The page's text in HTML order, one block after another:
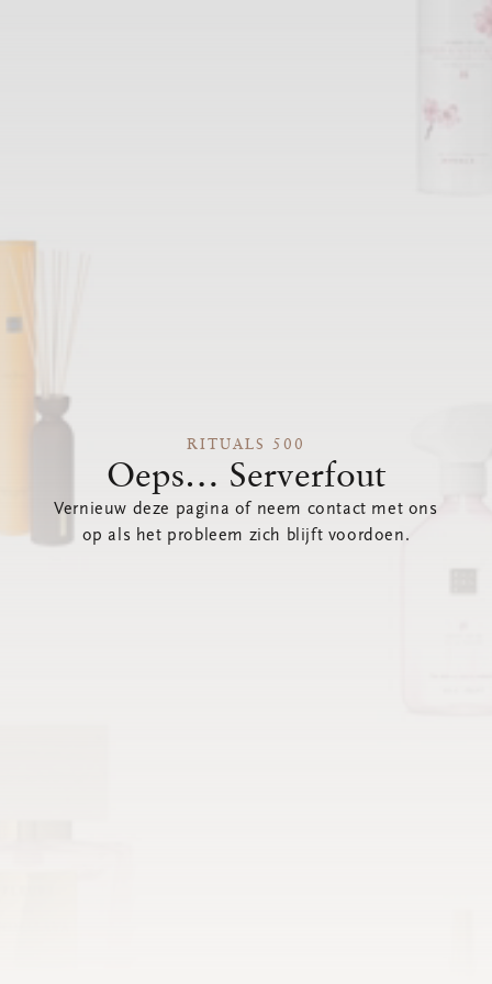
RITUALS 500
Oeps… Serverfout
Vernieuw deze pagina of neem contact met ons
op als het probleem zich blijft voordoen.